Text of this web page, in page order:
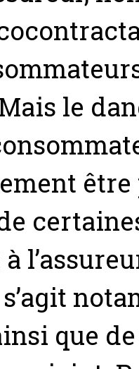
le
s’agit
que